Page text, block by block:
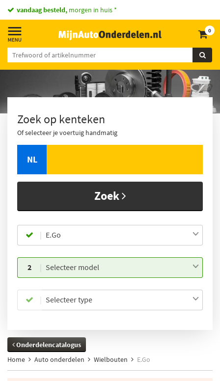
vandaag besteld, morgen in huis *
0
Zoek op kenteken
Of selecteer je voertuig handmatig
NL
Zoek
E.Go
2 Selecteer model
Selecteer type
Onderdelencatalogus
Home
Auto onderdelen Wielbouten E.Go